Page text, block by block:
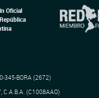
Oficial
345-BORA (2672)
C.A.B.A. (C1008AAO)